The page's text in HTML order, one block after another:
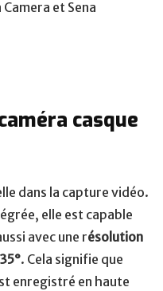
Camera et Sena
casque
dans la capture vidéo.
elle est capable
avec une résolution
. Cela signifie que
enregistré en haute